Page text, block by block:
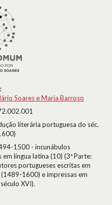
Soares e Maria Barroso
literária portuguesa do séc.
1500 - incunábulos
em língua latina (10) (3ª Parte:
portugueses escritas em
1600) e impressas em
XVI).